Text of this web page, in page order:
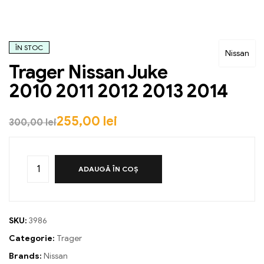
Nissan
ÎN STOC
Trager Nissan Juke
2010 2011 2012 2013 2014
300,00lei255,00 lei
ADAUGĂ ÎN COȘ
SKU: 3986
Categorie: Trager
Brands: Nissan